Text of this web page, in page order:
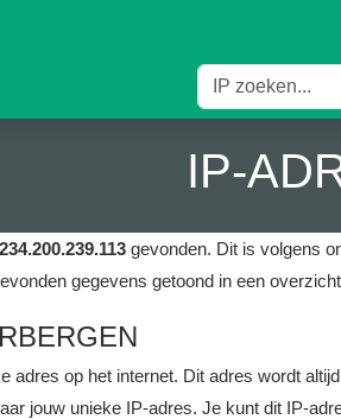
IP-
234.200.239.113 gevonden. Dit is volgens
gegevens getoond in een
adres op het internet. Dit adres wordt
jouw unieke IP-adres. Je kunt dit IP-